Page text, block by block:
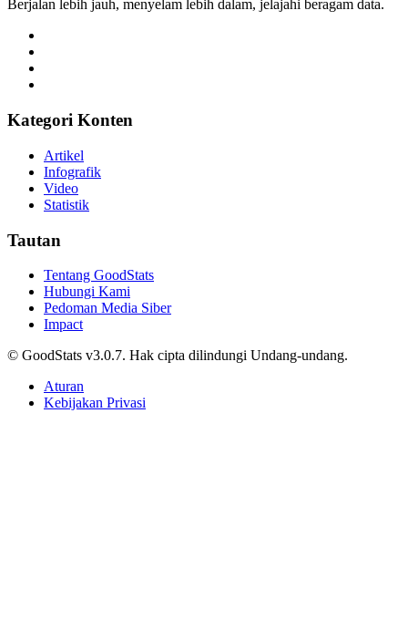
Berjalan lebih jauh, menyelam lebih dalam, jelajahi beragam data.
Kategori Konten
Artikel
Infografik
Video
Statistik
Tautan
Tentang GoodStats
Hubungi Kami
Pedoman Media Siber
Impact
© GoodStats v3.0.7. Hak cipta dilindungi Undang-undang.
Aturan
Kebijakan Privasi